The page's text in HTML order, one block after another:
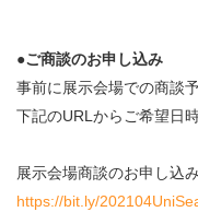
●ご商談のお申し込み
事前に展示会場での商談
下記のURLからご希望日
展示会場商談のお申し込
https://bit.ly/